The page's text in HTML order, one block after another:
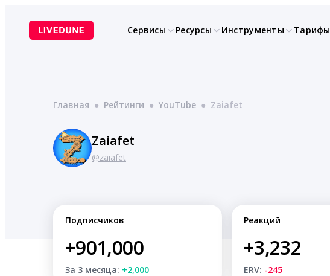
содержимому
Сервисы Ресурсы Инструменты Тарифы
Главная ● Рейтинги ● YouTube ● Zaiafet
Zaiafet
@zaiafet
Подписчиков
+901,000
За 3 месяца: +2,000
Реакций
+3,232
ERV: -245